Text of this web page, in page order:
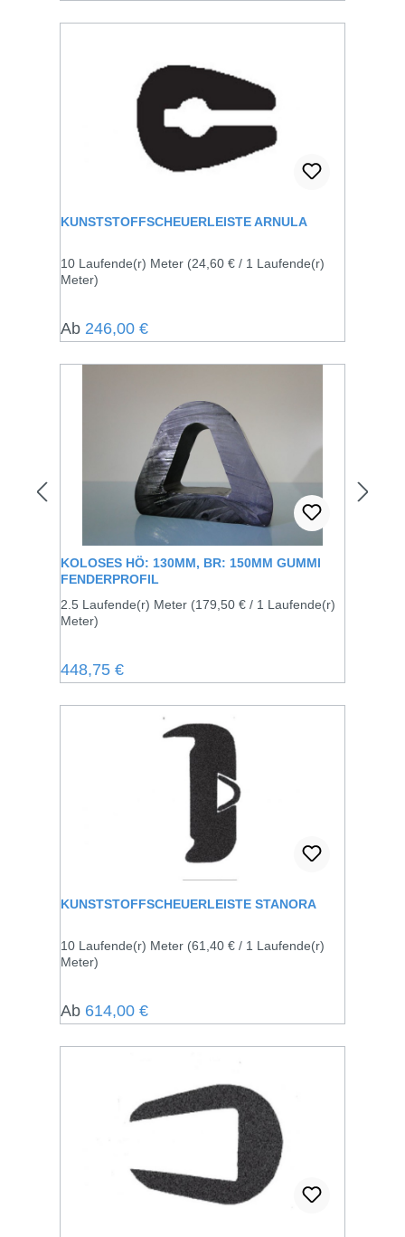
KUNSTSTOFFSCHEUERLEISTE ARNULA
10 Laufende(r) Meter (24,60 € / 1 Laufende(r)
Meter)
Regulärer Preis:
Ab 246,00 €
KOLOSES HÖ: 130MM, BR: 150MM GUMMI
FENDERPROFIL
2.5 Laufende(r) Meter (179,50 € / 1 Laufende(r)
Meter)
Regulärer Preis:
448,75 €
KUNSTSTOFFSCHEUERLEISTE STANORA
10 Laufende(r) Meter (61,40 € / 1 Laufende(r)
Meter)
Regulärer Preis:
Ab 614,00 €